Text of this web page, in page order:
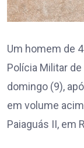
Um homem de
Polícia Militar
domingo (9),
em volume
Paiaguás II, em